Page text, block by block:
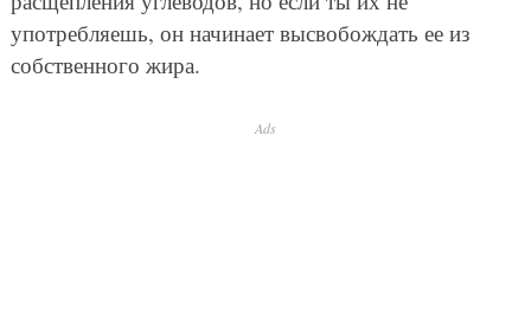
употребляешь, он начинает высвобождать ее из
собственного жира.
Ads